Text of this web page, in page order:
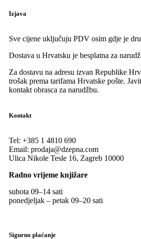
Izjava
Sve cijene uključuju PDV osim gdje je
Dostava u Hrvatsku je besplatna za
Za dostavu na adresu izvan Republike
trošak prema tarifama Hrvatske pošte.
kontakt obrasca za narudžbu.
Kontakt
Tel: +385 1 4810 690
Email: prodaja@dzepna.com
Ulica Nikole Tesle 16, Zagreb 10000
Radno vrijeme knjižare
subota 09–14 sati
ponedjeljak – petak 09–20 sati
Sigurno plaćanje